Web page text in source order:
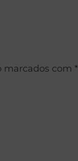
marcados com *